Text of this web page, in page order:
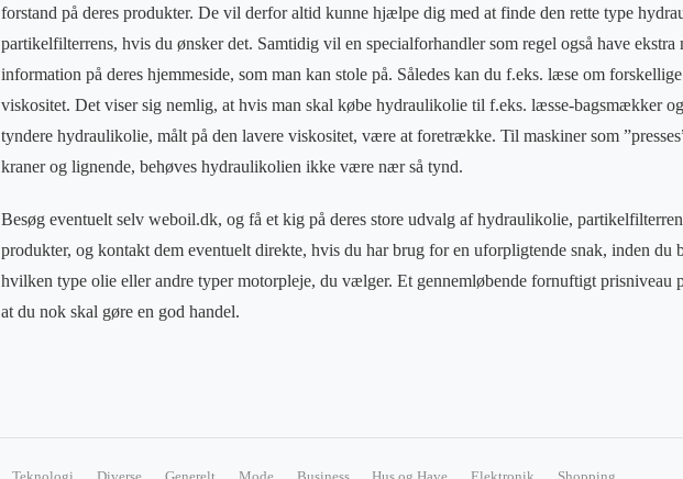
forstand på deres produkter. De vil derfor altid kunne hjælpe dig med at finde den rette type
partikelfilterrens, hvis du ønsker det. Samtidig vil en specialforhandler som regel også have ekstra
information på deres hjemmeside, som man kan stole på. Således kan du f.eks. læse om
viskositet. Det viser sig nemlig, at hvis man skal købe hydraulikolie til f.eks. læsse-bagsmækker
tyndere hydraulikolie, målt på den lavere viskositet, være at foretrække. Til maskiner som
kraner og lignende, behøves hydraulikolien ikke være nær så tynd.
Besøg eventuelt selv weboil.dk, og få et kig på deres store udvalg af hydraulikolie,
produkter, og kontakt dem eventuelt direkte, hvis du har brug for en uforpligtende snak, inden du
hvilken type olie eller andre typer motorpleje, du vælger. Et gennemløbende fornuftigt prisniveau
at du nok skal gøre en god handel.
Teknologi Diverse Generelt Mode Business Hus og Have Elektronik Shopping